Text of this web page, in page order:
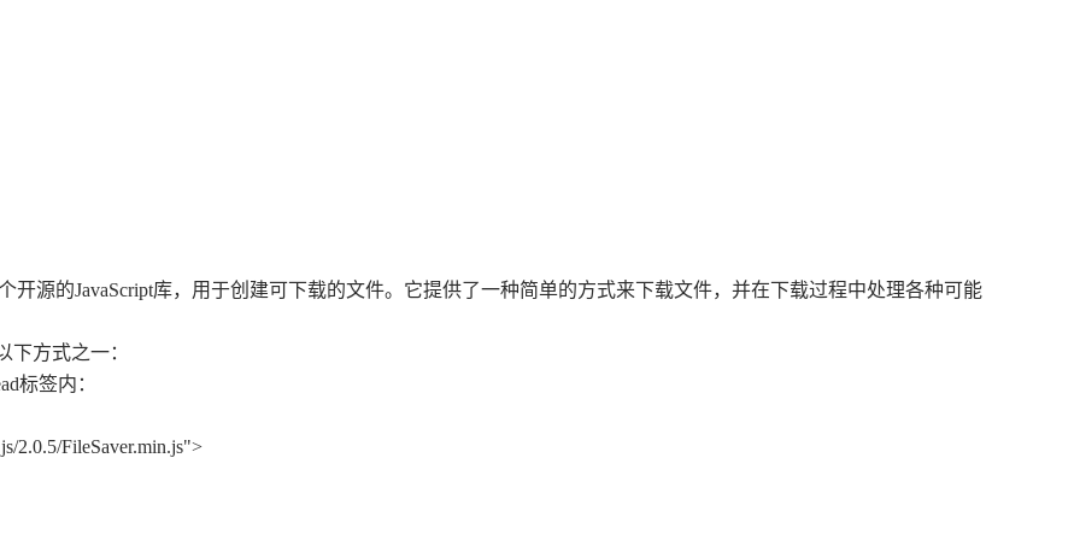
开源的JavaScript库，用于创建可下载的文件。它提供了一种简单的方式来下载文件，并在下载过程中处理各种可能
下方式之一：
标签内：
2.0.5/FileSaver.min.js">